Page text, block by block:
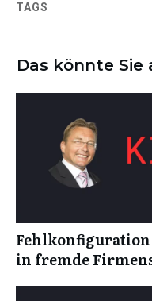
TAGS
Das könnte
in fremde